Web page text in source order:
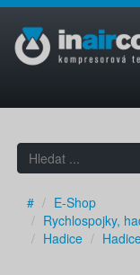
#
E-Shop
Rychlospojky,
Hadice